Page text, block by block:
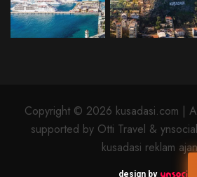
Copyright © 2026 kusadasi.com |
supported by Otti Travel &
kusadasi reklam
design by